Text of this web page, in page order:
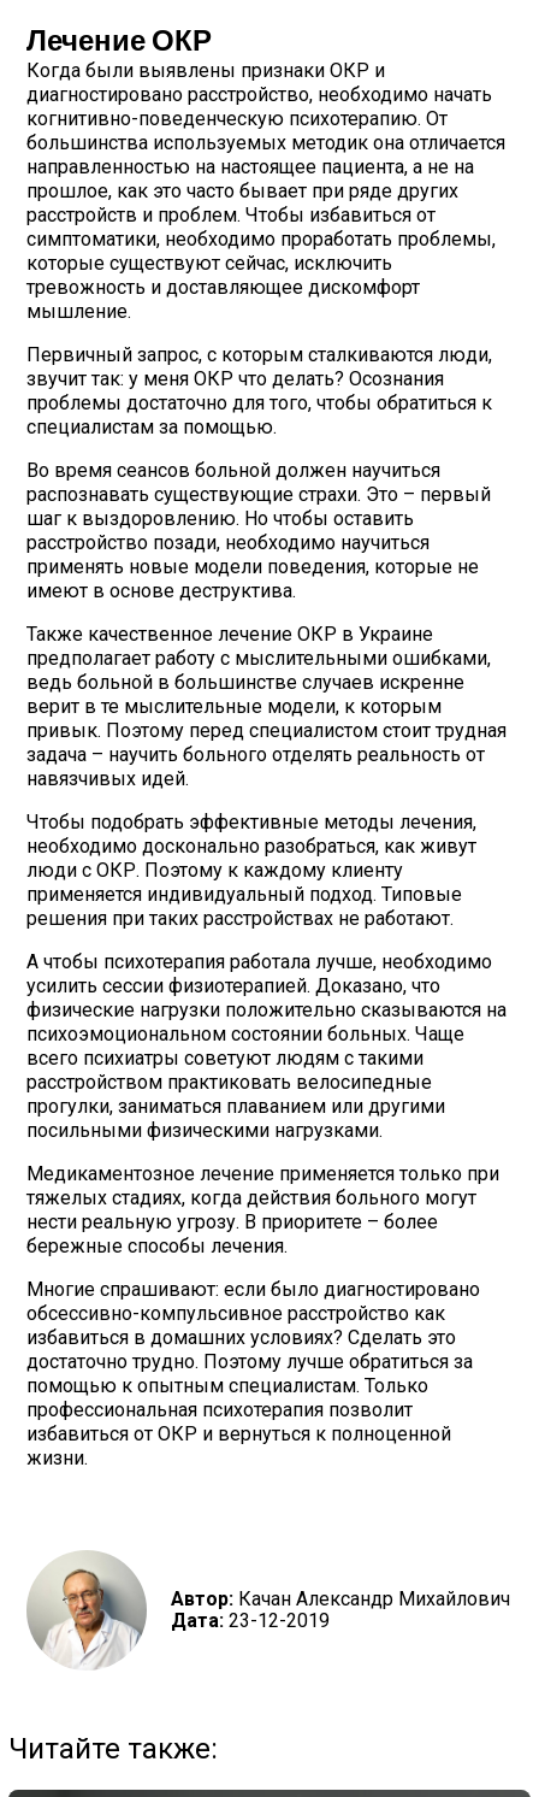
Лечение ОКР
Когда были выявлены признаки ОКР и
диагностировано расстройство, необходимо начать
когнитивно-поведенческую психотерапию. От
большинства используемых методик она отличается
направленностью на настоящее пациента, а не на
прошлое, как это часто бывает при ряде других
расстройств и проблем. Чтобы избавиться от
симптоматики, необходимо проработать проблемы,
которые существуют сейчас, исключить
тревожность и доставляющее дискомфорт
мышление.
Первичный запрос, с которым сталкиваются люди,
звучит так: у меня ОКР что делать? Осознания
проблемы достаточно для того, чтобы обратиться к
специалистам за помощью.
Во время сеансов больной должен научиться
распознавать существующие страхи. Это – первый
шаг к выздоровлению. Но чтобы оставить
расстройство позади, необходимо научиться
применять новые модели поведения, которые не
имеют в основе деструктива.
Также качественное лечение ОКР в Украине
предполагает работу с мыслительными ошибками,
ведь больной в большинстве случаев искренне
верит в те мыслительные модели, к которым
привык. Поэтому перед специалистом стоит трудная
задача – научить больного отделять реальность от
навязчивых идей.
Чтобы подобрать эффективные методы лечения,
необходимо досконально разобраться, как живут
люди с ОКР. Поэтому к каждому клиенту
применяется индивидуальный подход. Типовые
решения при таких расстройствах не работают.
А чтобы психотерапия работала лучше, необходимо
усилить сессии физиотерапией. Доказано, что
физические нагрузки положительно сказываются на
психоэмоциональном состоянии больных. Чаще
всего психиатры советуют людям с такими
расстройством практиковать велосипедные
прогулки, заниматься плаванием или другими
посильными физическими нагрузками.
Медикаментозное лечение применяется только при
тяжелых стадиях, когда действия больного могут
нести реальную угрозу. В приоритете – более
бережные способы лечения.
Многие спрашивают: если было диагностировано
обсессивно-компульсивное расстройство как
избавиться в домашних условиях? Сделать это
достаточно трудно. Поэтому лучше обратиться за
помощью к опытным специалистам. Только
профессиональная психотерапия позволит
избавиться от ОКР и вернуться к полноценной
жизни.
Автор: Качан Александр Михайлович
Дата:23-12-2019
Читайте также: